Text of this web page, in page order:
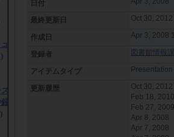
日付
最終更新日 Oct 30,
作成日 Apr 3, 2008
登録者 図書館情報
アイテムタイプ Presentation
更新履歴
Oct 30, 2012
Feb 18,
Feb 27,
Apr 8, 2008
Apr 7, 2008